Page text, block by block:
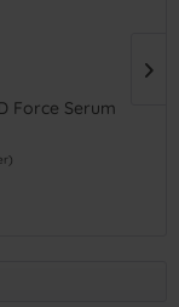
Force Serum